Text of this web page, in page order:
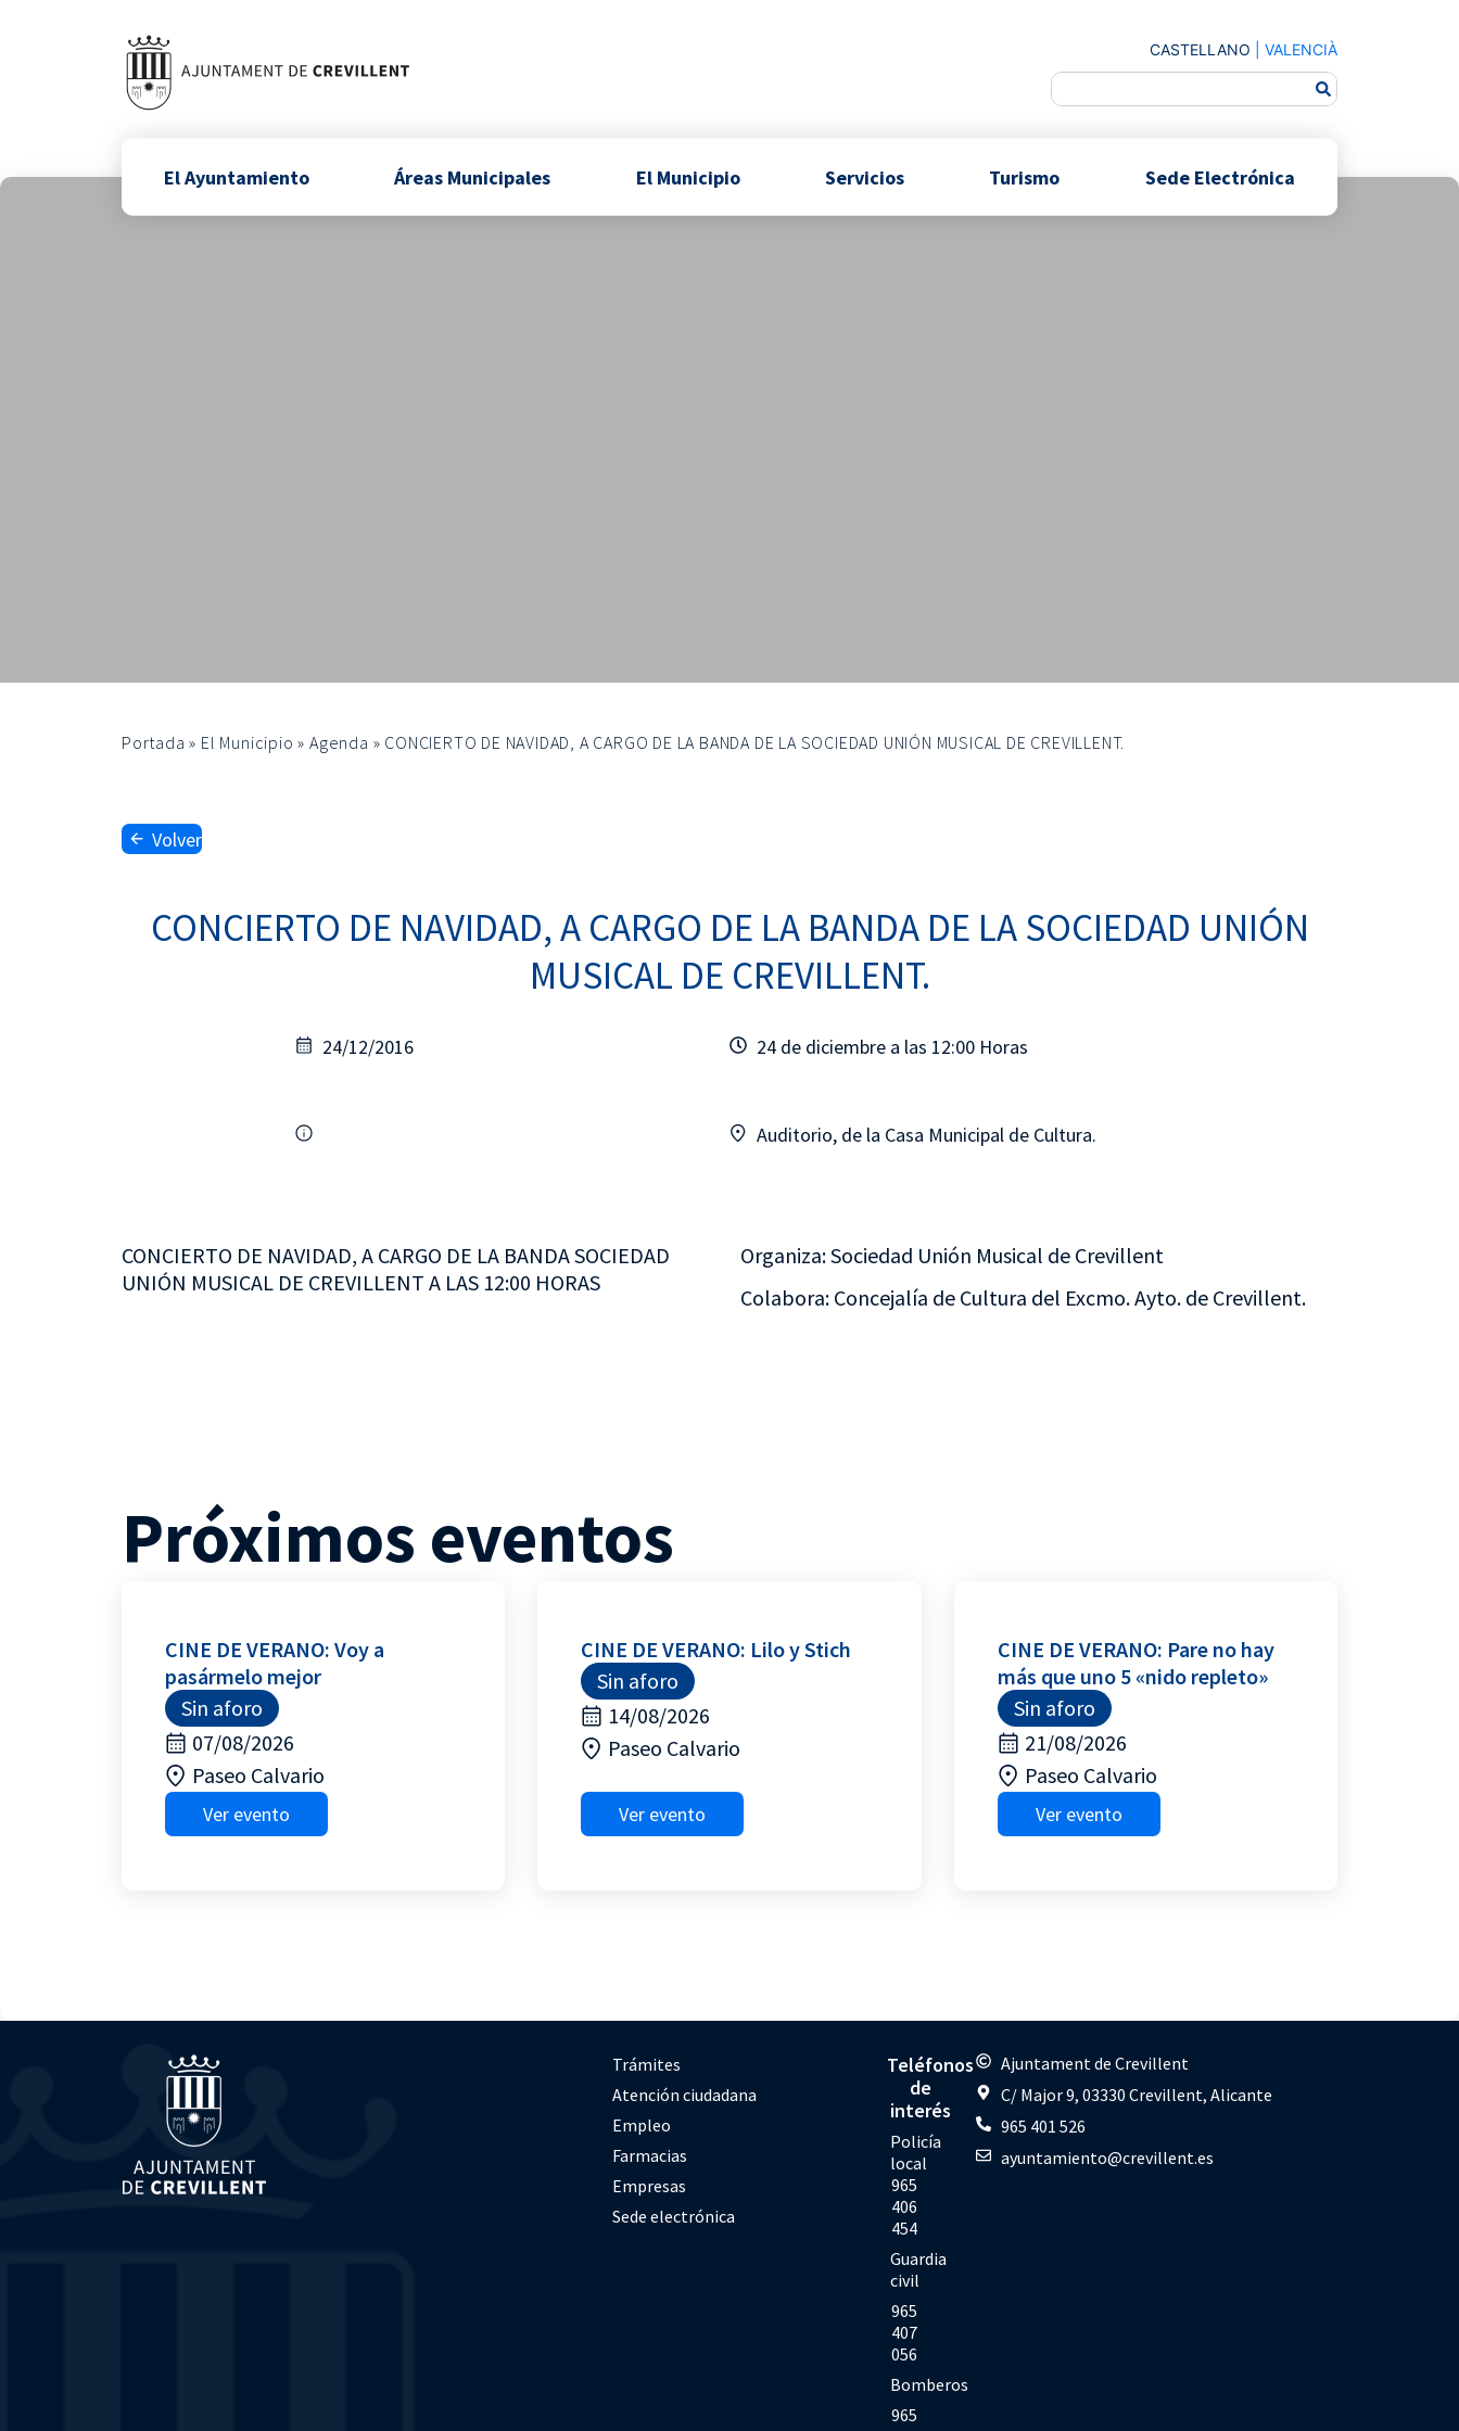
CASTELLANO VALENCIÀ
El Ayuntamiento Áreas Municipales El Municipio Servicios Turismo Sede Electrónica
Portada » El Municipio »Agenda » CONCIERTO DE NAVIDAD, A CARGO DE LA BANDA DE LA SOCIEDAD UNIÓN MUSICAL DE CREVILLENT.
Volver
CONCIERTO DE NAVIDAD, A CARGO DE LA BANDA DE LA SOCIEDAD UNIÓN
MUSICAL DE CREVILLENT.
24/12/2016 24 de diciembre a las 12:00 Horas
Auditorio, de la Casa Municipal de Cultura.
CONCIERTO DE NAVIDAD, A CARGO DE LA BANDA SOCIEDAD
UNIÓN MUSICAL DE CREVILLENT A LAS 12:00 HORAS
Organiza: Sociedad Unión Musical de Crevillent
Colabora: Concejalía de Cultura del Excmo. Ayto. de Crevillent.
Próximos eventos
CINE DE VERANO: Voy a
pasármelo mejor
Sin aforo
07/08/2026
Paseo Calvario
Ver evento
CINE DE VERANO: Lilo y Stich
Sin aforo
14/08/2026
Paseo Calvario
Ver evento
CINE DE VERANO: Pare no hay
más que uno 5 «nido repleto»
Sin aforo
21/08/2026
Paseo Calvario
Ver evento
Trámites
Atención ciudadana
Empleo
Farmacias
Empresas
Sede electrónica
Teléfonos
de
interés
Policía
local
965
406
454
Guardia
civil
965
407
056
Bomberos
965
Ajuntament de Crevillent
C/ Major 9, 03330 Crevillent, Alicante
965 401 526
ayuntamiento@crevillent.es